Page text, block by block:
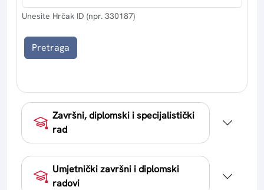
Unesite Hrčak ID (npr. 330187)
Pretraga
Završni, diplomski i specijalistički
rad
Umjetnički završni i diplomski
radovi